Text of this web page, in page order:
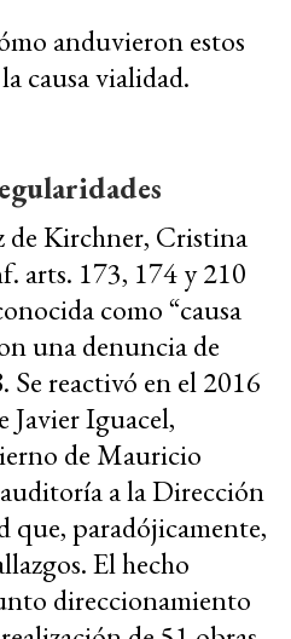
anduvieron estos
causa vialidad.
de Kirchner, Cristina
arts. 173, 174 y 210
como “causa
una denuncia de
Se reactivó en el 2016
Javier Iguacel,
de Mauricio
a la Dirección
que, paradójicamente,
El hecho
direccionamiento